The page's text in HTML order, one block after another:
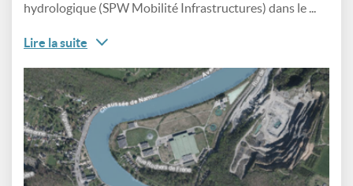
hydrologique (SPW Mobilité Infrastructures) dans le ...
Lire la suite